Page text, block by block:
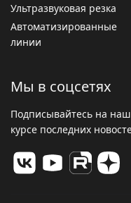
Ультразвуковая резка
Автоматизированные
линии
Мы в соцсетях
Подписывайтесь на
курсе последних